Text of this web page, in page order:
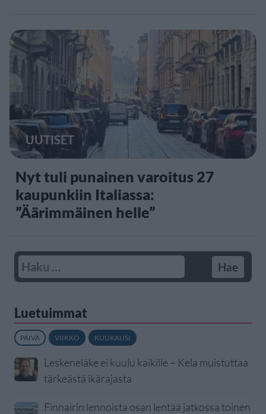
UUTISET
Nyt tuli punainen varoitus 27
kaupunkiin Italiassa:
”Äärimmäinen helle”
Luetuimmat
PÄIVÄ VIIKKO KUUKAUSI
Leskeneläke ei kuulu kaikille – Kela muistuttaa
tärkeästä ikärajasta
Finnairin lennoista osan lentää jatkossa toinen